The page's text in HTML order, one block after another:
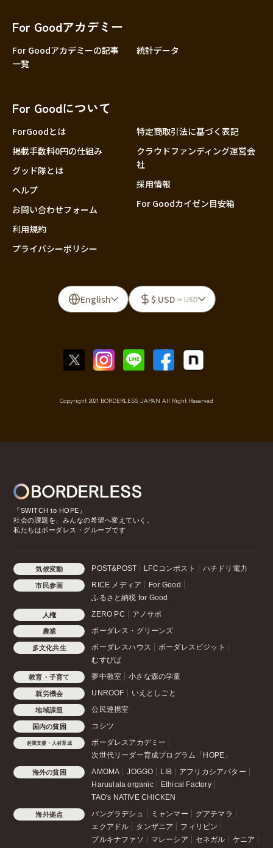
For Goodアカデミー
For Goodアカデミーの記事
一覧
統計データ
For Goodについて
ForGoodとは
掲載手数料0円の仕組み
グッド隊とは
ヘルプ
お問い合わせフォーム
利用規約
プライバシーポリシー
特定商取引法に基づく表記
クラウドファンディング運営会
社
採用情報
For Goodカイゼン目安箱
English $ USD ≈ USD
Copyright 2021 BORDERLESS JAPAN All Right Reserved
『SWITCH to HOPE』
社会の課題を、みんなの希望へ変えていく。
私たちはボーダレス・グループです
気候変動 POST&POST LFCコンポスト ハチドリ電力
市民参画 RICE メディア
For Good
ふるさと納税 for Good
人権 ZERO PC アノサポ
農業 ボーダレス・グリーンズ
多文化共生 ボーダレスハウス
ボーダレスビジット
むすびば
教育・子育て 夢中教室 小さな森の学童
就労機会 UNROOF いえとしごと
地域課題 公民連携室
国内の貧困 コシツ
起業支援・人材育成
ボーダレスアカデミー
次世代リーダー育成プログラム「HOPE」
海外の貧困 AMOMA JOGGO LIB
アフリカシアバター
Haruulala organic
Ethical Factory
TAO's NATIVE CHICKEN
海外拠点 バングラデシュ ミャンマー
グアテマラ
エクアドル
タンザニア
フィリピン
ブルキナファソ
マレーシア セネガル ケニア